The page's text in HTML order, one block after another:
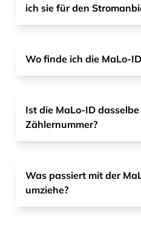
ich sie für den
Wo finde ich die MaLo-
Ist die MaLo-ID
Zählernummer?
Was passiert mit der
umziehe?